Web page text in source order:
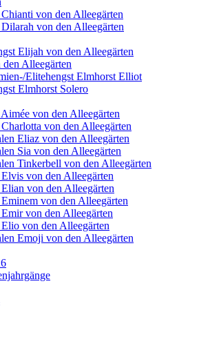
von den Alleegärten
von den Alleegärten
Elijah von den Alleegärten
Alleegärten
Elitehengst Elmhorst Elliot
Elmhorst Solero
von den Alleegärten
von den Alleegärten
Eliaz von den Alleegärten
Sia von den Alleegärten
Tinkerbell von den Alleegärten
von den Alleegärten
von den Alleegärten
von den Alleegärten
von den Alleegärten
von den Alleegärten
Emoji von den Alleegärten